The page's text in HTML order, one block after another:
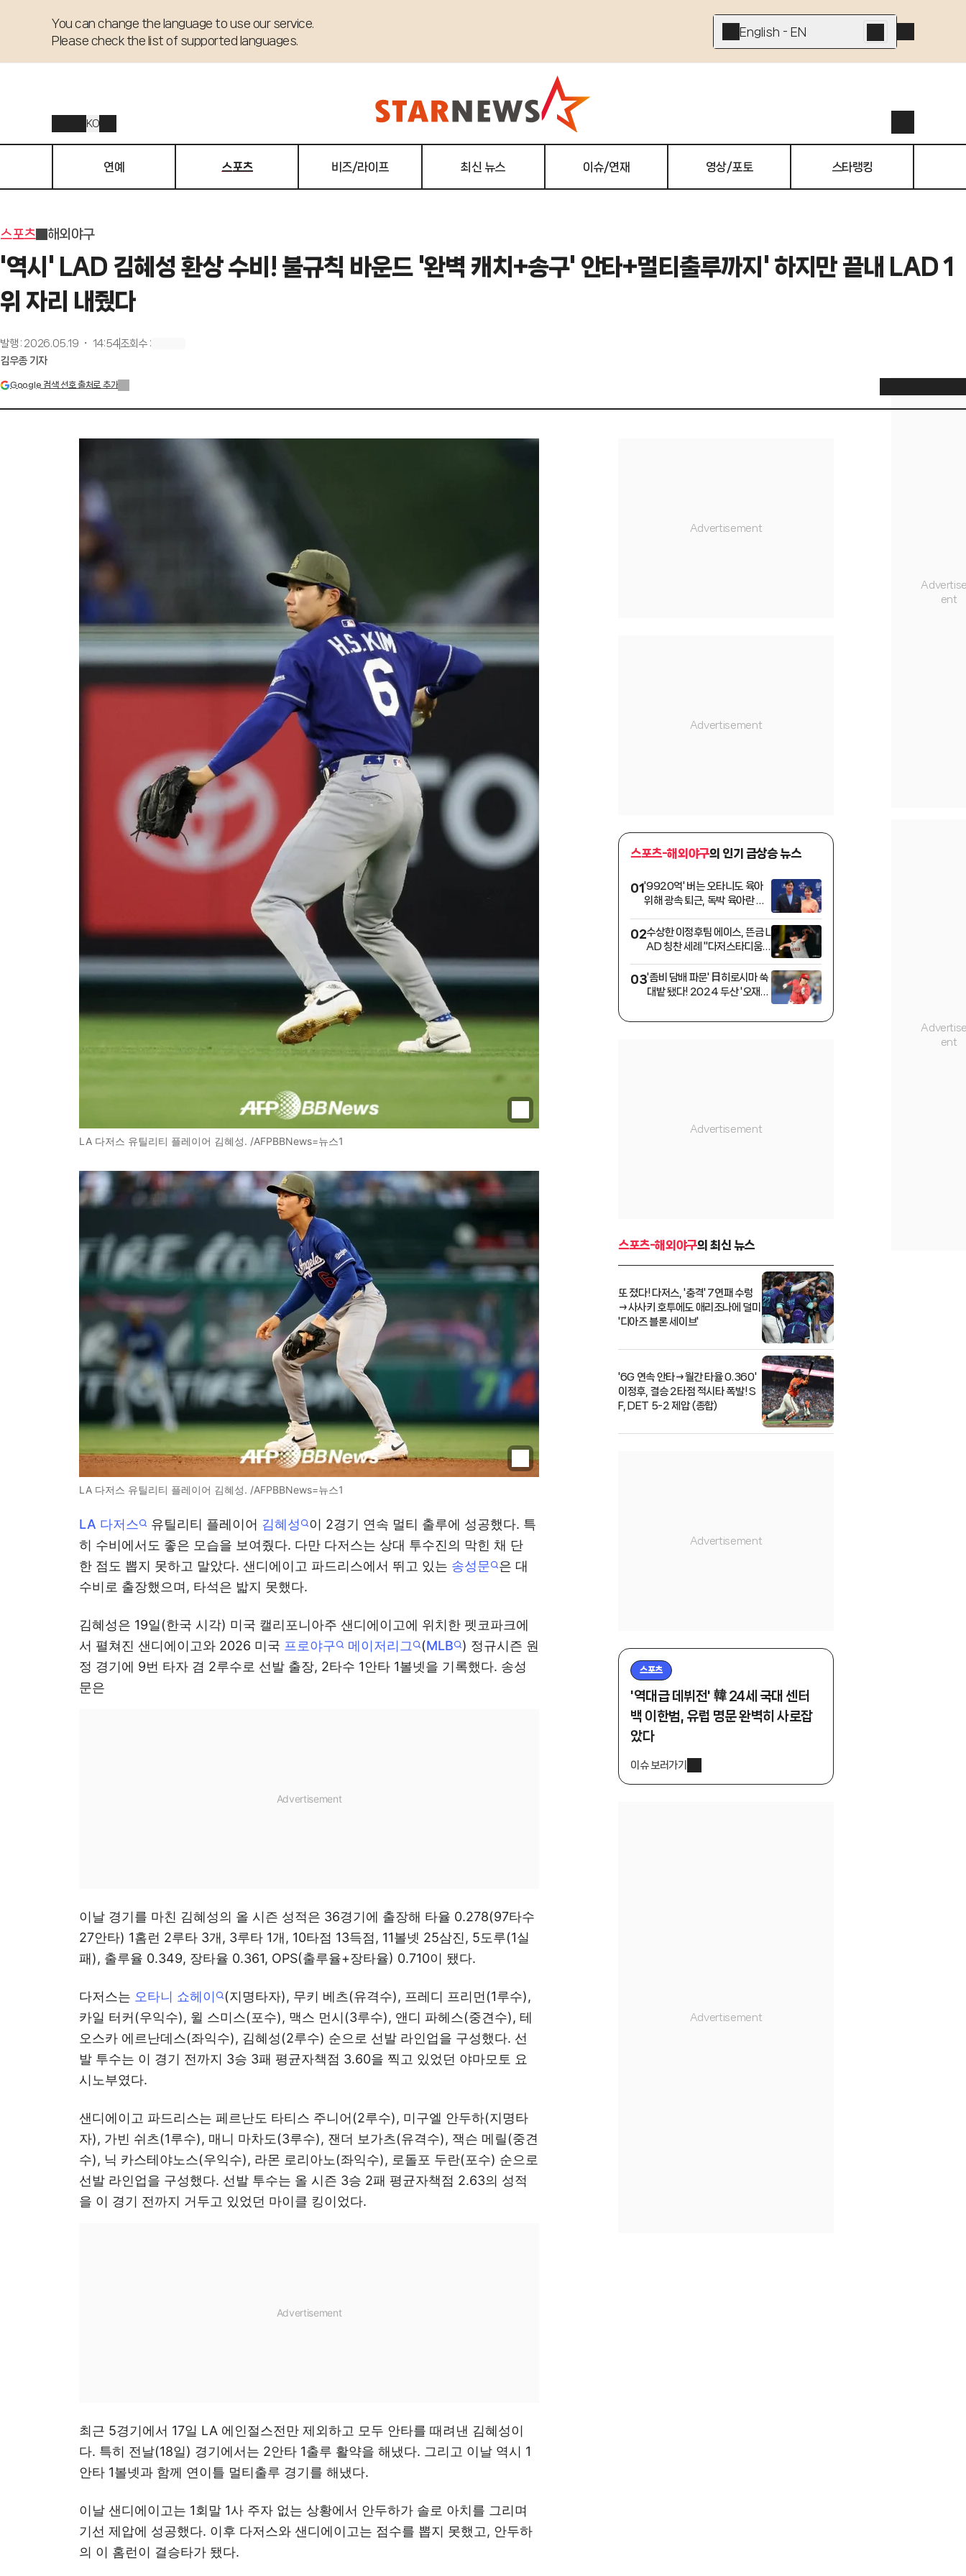
You can change the language to use our service.
Please check the list of supported languages.
English - EN
KO
연예 스포츠 비즈/라이프 최신 뉴스 이슈/연재 영상/포토 스타랭킹
스포츠 해외야구
'역시' LAD 김혜성 환상 수비! 불규칙 바운드 '완벽 캐치+송구' 안타+멀티출루까지' 하지만 끝내 LAD 1
위 자리 내줬다
발행 : 2026.05.19 ・ 14:54조회수:
김우종 기자
Google 검색 선호 출처로 추가
LA 다저스 유틸리티 플레이어 김혜성. /AFPBBNews=뉴스1
LA 다저스 유틸리티 플레이어 김혜성. /AFPBBNews=뉴스1
LA 다저스 유틸리티 플레이어 김혜성
이 2경기 연속 멀티 출루에 성공했다. 특
히 수비에서도 좋은 모습을 보여줬다. 다만 다저스는 상대 투수진의 막힌 채 단
한 점도 뽑지 못하고 말았다. 샌디에이고 파드리스에서 뛰고 있는 송성문
은 대
수비로 출장했으며, 타석은 밟지 못했다.
김혜성은 19일(한국 시각) 미국 캘리포니아주 샌디에이고에 위치한 펫코파크에
서 펼쳐진 샌디에이고와 2026 미국 프로야구 메이저리그 (MLB
) 정규시즌 원
정 경기에 9번 타자 겸 2루수로 선발 출장, 2타수 1안타 1볼넷을 기록했다. 송성
문은
이날 경기를 마친 김혜성의 올 시즌 성적은 36경기에 출장해 타율 0.278(97타수
27안타) 1홈런 2루타 3개, 3루타 1개, 10타점 13득점, 11볼넷 25삼진, 5도루(1실
패), 출루율 0.349, 장타율 0.361, OPS(출루율+장타율) 0.710이 됐다.
다저스는 오타니 쇼헤이
(지명타자), 무키 베츠(유격수), 프레디 프리먼(1루수),
카일 터커(우익수), 윌 스미스(포수), 맥스 먼시(3루수), 앤디 파헤스(중견수), 테
오스카 에르난데스(좌익수), 김혜성(2루수) 순으로 선발 라인업을 구성했다. 선
발 투수는 이 경기 전까지 3승 3패 평균자책점 3.60을 찍고 있었던 야마모토 요
시노부였다.
샌디에이고 파드리스는 페르난도 타티스 주니어(2루수), 미구엘 안두하(지명타
자), 가빈 쉬츠(1루수), 매니 마차도(3루수), 잰더 보가츠(유격수), 잭슨 메릴(중견
수), 닉 카스테야노스(우익수), 라몬 로리아노(좌익수), 로돌포 두란(포수) 순으로
선발 라인업을 구성했다. 선발 투수는 올 시즌 3승 2패 평균자책점 2.63의 성적
을 이 경기 전까지 거두고 있었던 마이클 킹이었다.
최근 5경기에서 17일 LA 에인절스전만 제외하고 모두 안타를 때려낸 김혜성이
다. 특히 전날(18일) 경기에서는 2안타 1출루 활약을 해냈다. 그리고 이날 역시 1
안타 1볼넷과 함께 연이틀 멀티출루 경기를 해냈다.
이날 샌디에이고는 1회말 1사 주자 없는 상황에서 안두하가 솔로 아치를 그리며
기선 제압에 성공했다. 이후 다저스와 샌디에이고는 점수를 뽑지 못했고, 안두하
의 이 홈런이 결승타가 됐다.
스포츠-해외야구의 인기 급상승 뉴스
01'9920억' 버는 오타니도 육아
위해 광속 퇴근, 독박 육아란 없
구매→검소함 보소
02수상한 이정후팀 에이스, 뜬금 L
AD 칭찬 세례 "다저스타디움
03'좀비 담배 파문' 日히로시마 쑥
대밭 됐다! 2024 두산 '오재원
추락
스포츠-해외야구의 최신 뉴스
또 졌다! 다저스, '충격' 7연패 수렁
→사사키 호투에도 애리조나에 덜미
'디아즈 블론 세이브'
'6G 연속 안타→월간 타율 0.360'
이정후, 결승 2타점 적시타 폭발! S
F, DET 5-2 제압 (종합)
스포츠
'역대급 데뷔전' 韓 24세 국대 센터
백 이한범, 유럽 명문 완벽히 사로잡
았다
이슈 보러가기